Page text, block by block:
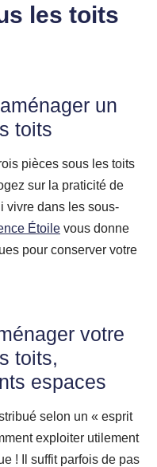
les toits
un
toits
pièces sous les toits
sur la praticité de
vivre dans les sous-
Étoile vous donne
pour conserver votre
votre
toits,
espaces
selon un « esprit
exploiter utilement
! Il suffit parfois de pas